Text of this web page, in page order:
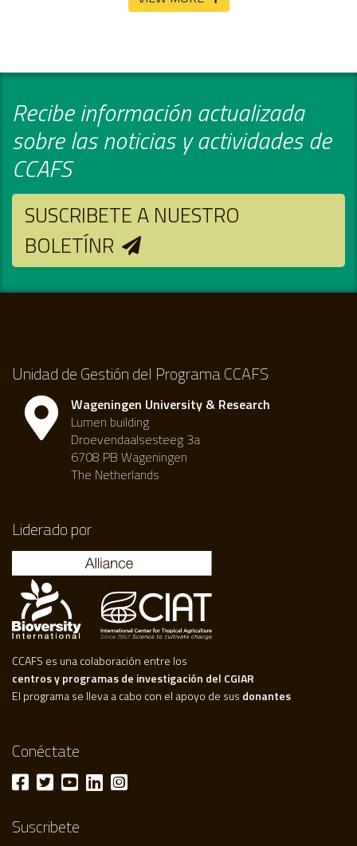
Recibe información actualizada
sobre las noticias y actividades de
CCAFS
SUSCRIBETE A NUESTRO
BOLETÍNR
Unidad de Gestión del Programa CCAFS
Wageningen University & Research
Lumen building
Droevendaalsesteeg 3a
6708 PB Wageningen
The Netherlands
Liderado por
CCAFS es una colaboración entre los
centros y programas de investigación del CGIAR
El programa se lleva a cabo con el apoyo de sus donantes
Conéctate
Suscribete